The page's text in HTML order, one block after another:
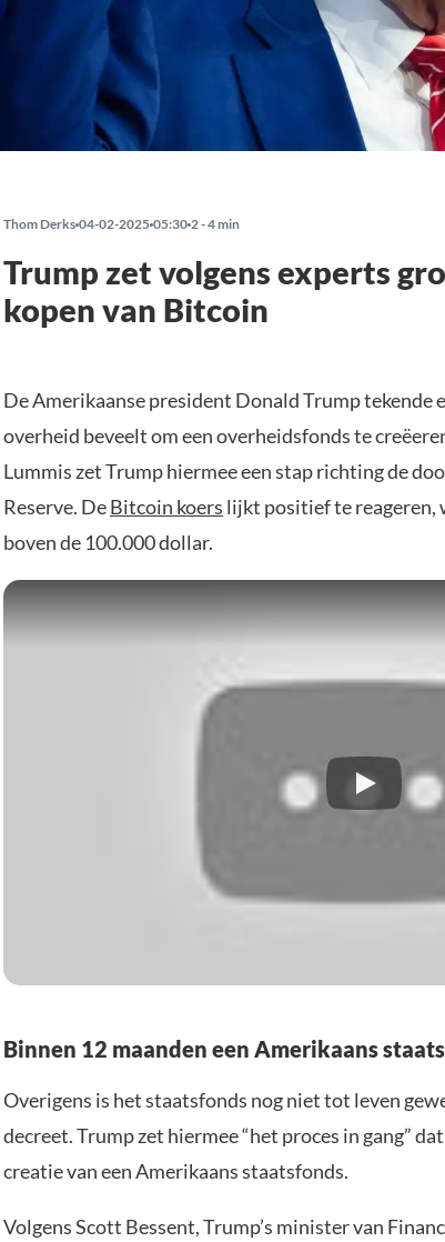
Thom Derks 04-02-2025 05:30 2 - 4 min
Trump zet volgens experts
kopen van Bitcoin
De Amerikaanse president Donald Trump tekende
overheid beveelt om een overheidsfonds te
Lummis zet Trump hiermee een stap richting de
Reserve. DeBitcoin koers lijkt positief te reageren,
boven de 100.000 dollar.
Binnen 12 maanden een Amerikaans
Overigens is het staatsfonds nog niet tot leven
decreet. Trump zet hiermee “het proces in gang”
creatie van een Amerikaans staatsfonds.
Volgens Scott Bessent, Trump’s minister van